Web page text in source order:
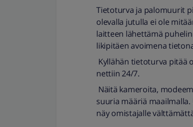
Tietoturva ja palomuurit
olevalla jutulla ei ole
laitteen lähettämä
likipitäen avoimena
Kyllähän tietoturva pitää
nettiin 24/7.
Näitä kameroita,
suuria määriä
näy omistajalle